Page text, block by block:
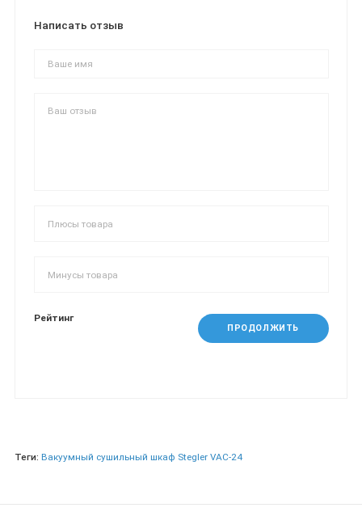
Написать отзыв
Рейтинг
ПРОДОЛЖИТЬ
Теги: Вакуумный сушильный шкаф Stegler VAC-24